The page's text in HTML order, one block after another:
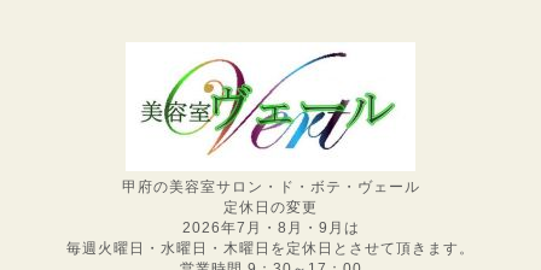
甲府の美容室サロン・ド・ボテ・ヴェール
定休日の変更
2026年7月・8月・9月は
毎週火曜日・水曜日・木曜日を定休日とさせて頂きます。